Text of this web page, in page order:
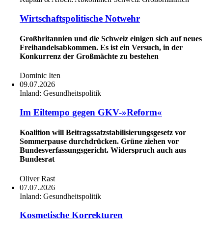
Wirtschaftspolitische Notwehr
Großbritannien und die Schweiz einigen sich auf neues
Freihandelsabkommen. Es ist ein Versuch, in der
Konkurrenz der Großmächte zu bestehen
Dominic Iten
09.07.2026
Inland: Gesundheitspolitik
Im Eiltempo gegen GKV-»Reform«
Koalition will Beitragssatzstabilisierungsgesetz vor
Sommerpause durchdrücken. Grüne ziehen vor
Bundesverfassungsgericht. Widerspruch auch aus
Bundesrat
Oliver Rast
07.07.2026
Inland: Gesundheitspolitik
Kosmetische Korrekturen